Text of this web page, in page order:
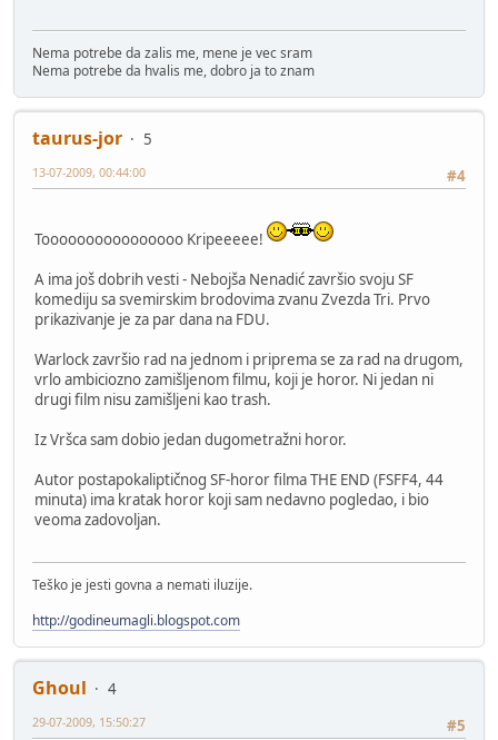
Nema potrebe da zalis me, mene je vec sram
Nema potrebe da hvalis me, dobro ja to znam
taurus-jor
5
#4
13-07-2009, 00:44:00
Toooooooooooooooo Kripeeeee!
A ima još dobrih vesti - Nebojša Nenadić završio svoju SF
komediju sa svemirskim brodovima zvanu Zvezda Tri. Prvo
prikazivanje je za par dana na FDU.
Warlock završio rad na jednom i priprema se za rad na drugom,
vrlo ambiciozno zamišljenom filmu, koji je horor. Ni jedan ni
drugi film nisu zamišljeni kao trash.
Iz Vršca sam dobio jedan dugometražni horor.
Autor postapokaliptičnog SF-horor filma THE END (FSFF4, 44
minuta) ima kratak horor koji sam nedavno pogledao, i bio
veoma zadovoljan.
Teško je jesti govna a nemati iluzije.
http://godineumagli.blogspot.com
Ghoul
4
#5
29-07-2009, 15:50:27